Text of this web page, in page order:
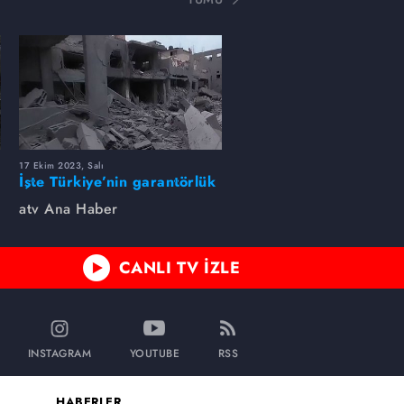
17 Ekim 2023, Salı
İşte Türkiye’nin garantörlük
formülü
atv Ana Haber
CANLI TV İZLE
INSTAGRAM YOUTUBE RSS